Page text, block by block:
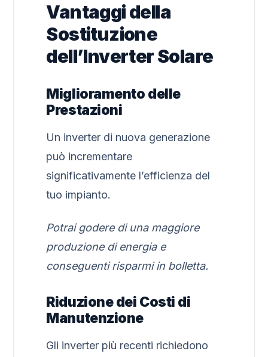
Vantaggi della
Sostituzione
dell’Inverter Solare
Miglioramento delle
Prestazioni
Un inverter di nuova generazione
può incrementare
significativamente l’efficienza del
tuo impianto.
Potrai godere di una maggiore
produzione di energia e
conseguenti risparmi in bolletta.
Riduzione dei Costi di
Manutenzione
Gli inverter più recenti richiedono